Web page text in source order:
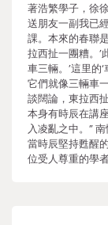
著浩繁學子，徐
送朋友一副我已
課。本來的春聯
拉西扯一團糟。’
車三輛。’這里的
它們就像三輛車
談闊論，東拉西
本身有時辰在講
入凌亂之中。”
當時辰堅持甦醒
位受人尊重的學者